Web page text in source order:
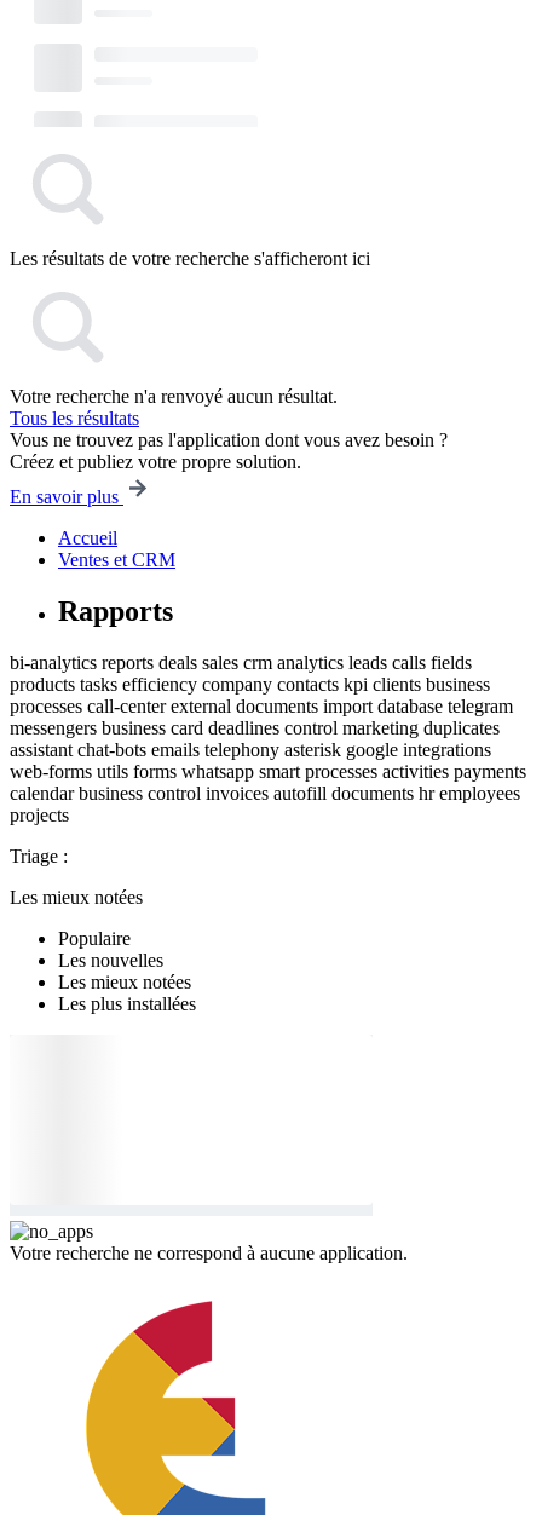
Les résultats de votre recherche s'afficheront ici
Votre recherche n'a renvoyé aucun résultat.
Tous les résultats
Vous ne trouvez pas l'application dont vous avez besoin ?
Créez et publiez votre propre solution.
En savoir plus
Accueil
Ventes et CRM
Rapports
bi-analytics reports deals sales crm analytics leads calls fields
products tasks efficiency company contacts kpi clients business
processes call-center external documents import database telegram
messengers business card deadlines control marketing duplicates
assistant chat-bots emails telephony asterisk google integrations
web-forms utils forms whatsapp smart processes activities payments
calendar business control invoices autofill documents hr employees
projects
Triage :
Les mieux notées
Populaire
Les nouvelles
Les mieux notées
Les plus installées
Votre recherche ne correspond à aucune application.